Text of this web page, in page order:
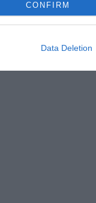
CONFIRM
Data Deletion